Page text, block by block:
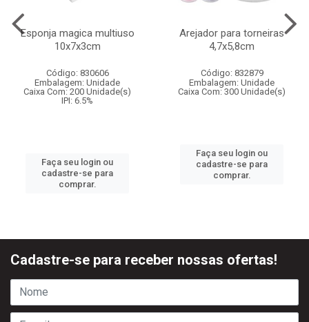
Esponja magica multiuso
10x7x3cm
Código: 830606
Embalagem: Unidade
Caixa Com: 200 Unidade(s)
IPI: 6.5%
Faça seu login ou
cadastre-se para
comprar.
Arejador para torneiras
4,7x5,8cm
Código: 832879
Embalagem: Unidade
Caixa Com: 300 Unidade(s)
Faça seu login ou
cadastre-se para
comprar.
Cadastre-se para receber nossas ofertas!